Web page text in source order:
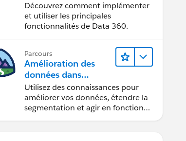
Découvrez comment implémenter
et utiliser les principales
fonctionnalités de Data 360.
Parcours
Amélioration des
données dans
Data 360
Utilisez des connaissances pour
améliorer vos données, étendre la
segmentation et agir en fonction